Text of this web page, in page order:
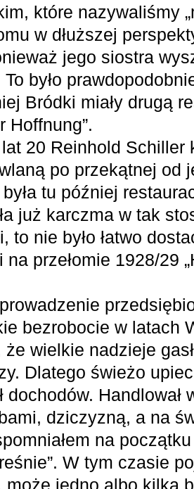
które nazywaliśmy
w dłuższej
jego siostra
było
Bródki miały drugą
Hoffnung”.
20 Reinhold Schiller
po przekątnej od
tu później
już karczma w tak
to nie było łatwo
na przełomie 1928/29
bezrobocie w latach
że wielkie nadzieje
Dlatego świeżo
dochodów.
dziczyzną, a na
na
W tym czasie
może jedno albo kilka